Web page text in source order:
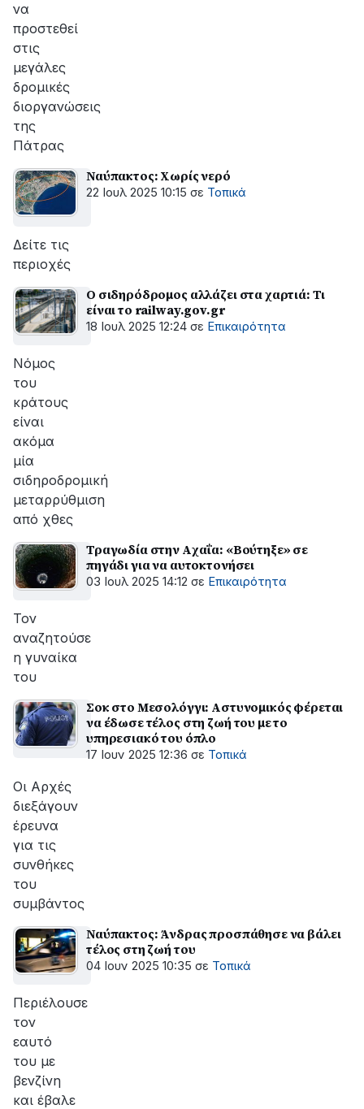
να
προστεθεί
στις
μεγάλες
δρομικές
διοργανώσεις
της
Πάτρας
Ναύπακτος: Χωρίς νερό
22 Ιουλ 2025 10:15 σε Τοπικά
Δείτε τις
περιοχές
Ο σιδηρόδρομος αλλάζει στα χαρτιά: Τι
είναι το railway.gov.gr
18 Ιουλ 2025 12:24 σε Επικαιρότητα
Νόμος
του
κράτους
είναι
ακόμα
μία
σιδηροδρομική
μεταρρύθμιση
από χθες
Τραγωδία στην Aχαΐα: «Βούτηξε» σε
πηγάδι για να αυτοκτονήσει
03 Ιουλ 2025 14:12 σε Επικαιρότητα
Τον
αναζητούσε
η γυναίκα
του
Σοκ στο Μεσολόγγι: Αστυνομικός φέρεται
να έδωσε τέλος στη ζωή του με το
υπηρεσιακό του όπλο
17 Ιουν 2025 12:36 σε Τοπικά
Οι Αρχές
διεξάγουν
έρευνα
για τις
συνθήκες
του
συμβάντος
Ναύπακτος: Άνδρας προσπάθησε να βάλει
τέλος στη ζωή του
04 Ιουν 2025 10:35 σε Τοπικά
Περιέλουσε
τον
εαυτό
του με
βενζίνη
και έβαλε